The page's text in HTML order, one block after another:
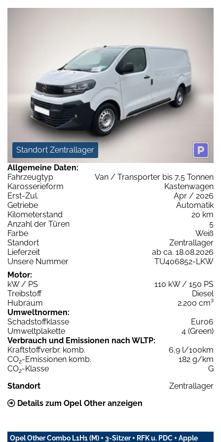
Standort Zentrallager
Allgemeine Daten:
Fahrzeugtyp
Van / Transporter bis 7,5 Tonnen
Karosserieform
Kastenwagen
Erst-Zul.
Apr / 2026
Getriebe
Automatik
Kilometerstand
20 km
Anzahl der Türen
5
Farbe
Weiß
Standort
Zentrallager
Lieferzeit
ab ca. 18.08.2026
Unsere Nummer
TU406852-LKW
Motor:
kW / PS
110 kW / 150 PS
Treibstoff
Diesel
Hubraum
2.200 cm³
Umweltnormen:
Schadstoffklasse
Euro6
Umweltplakette
4 (Green)
Verbrauch und Emissionen nach WLTP:
Kraftstoffverbr. komb.
6,9 l/100km
CO2-Emissionen komb.
182 g/km
CO2-Klasse
G
Standort
Zentrallager
Details zum Opel Other anzeigen
Opel Other Combo L1H1 (M) + 3-Sitzer + RFK u. PDC + Apple